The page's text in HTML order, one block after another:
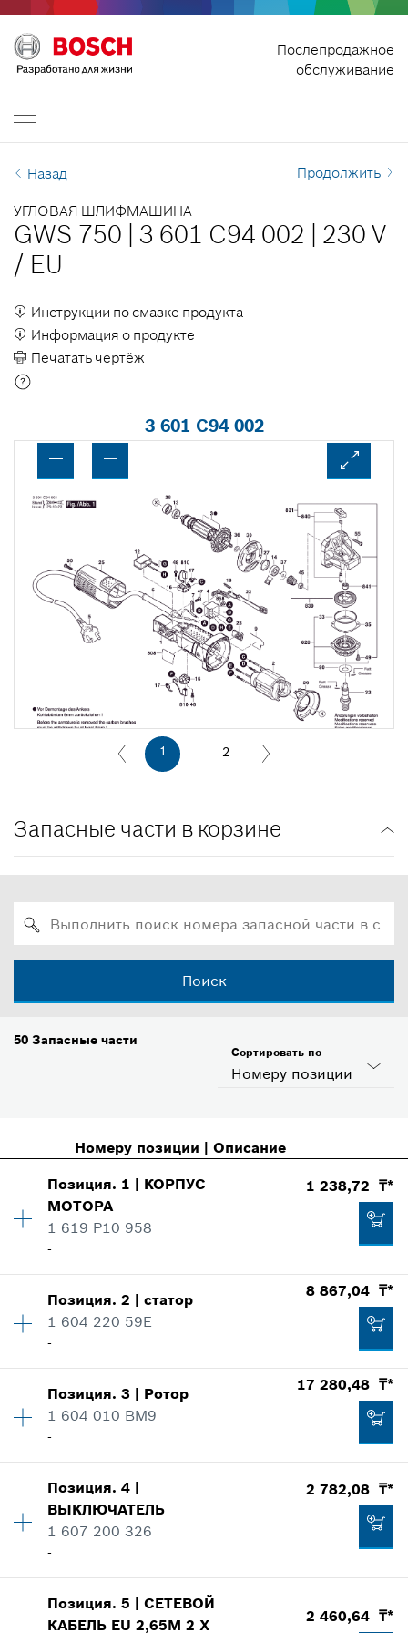
Послепродажное
обслуживание
На главную
Bosch Professional
Сообщите нам
EN | English
Назад Продолжить
УГЛОВАЯ ШЛИФМАШИНА
GWS 750 3 601 C94 002
230 V
/ EU
Инструкции по смазке продукта
Информация о продукте
Печатать чертёж
3 601 C94 002
1 2
Запасные части в корзине
Поиск
50 Запасные части
Номеру позиции
Сортировать по
Номеру позиции | Описание
Позиция. 1 | КОРПУС
МОТОРА
1 619 P10 958
-
1 238,72 ₸*
Количество 1
Ценовая группа
где используется
Показать в иллюстрациях
1 238,72 ₸*
Добавить в корзину
Позиция.2 |статор
1 604 220 59E
-
8 867,04 ₸*
Ценовая группа:28
8 867,04 ₸*
*Рекомендованные розничные цены в Тенге c
Позиция.3 | Ротор
1 604 010 BM9
-
17 280,48 ₸*
Ценовая группа
Информация о запасных частях
Позиция.4 |
ВЫКЛЮЧАТЕЛЬ
1 607 200 326
-
2 782,08 ₸*
Количество 1
Ценовая группа:19
Позиция.5 |СЕТЕВОЙ
КАБЕЛЬ EU 2,65M 2 X
2 460,64 ₸*